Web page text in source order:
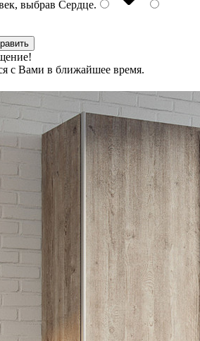
выбрав Сердце.
с Вами в ближайшее время.